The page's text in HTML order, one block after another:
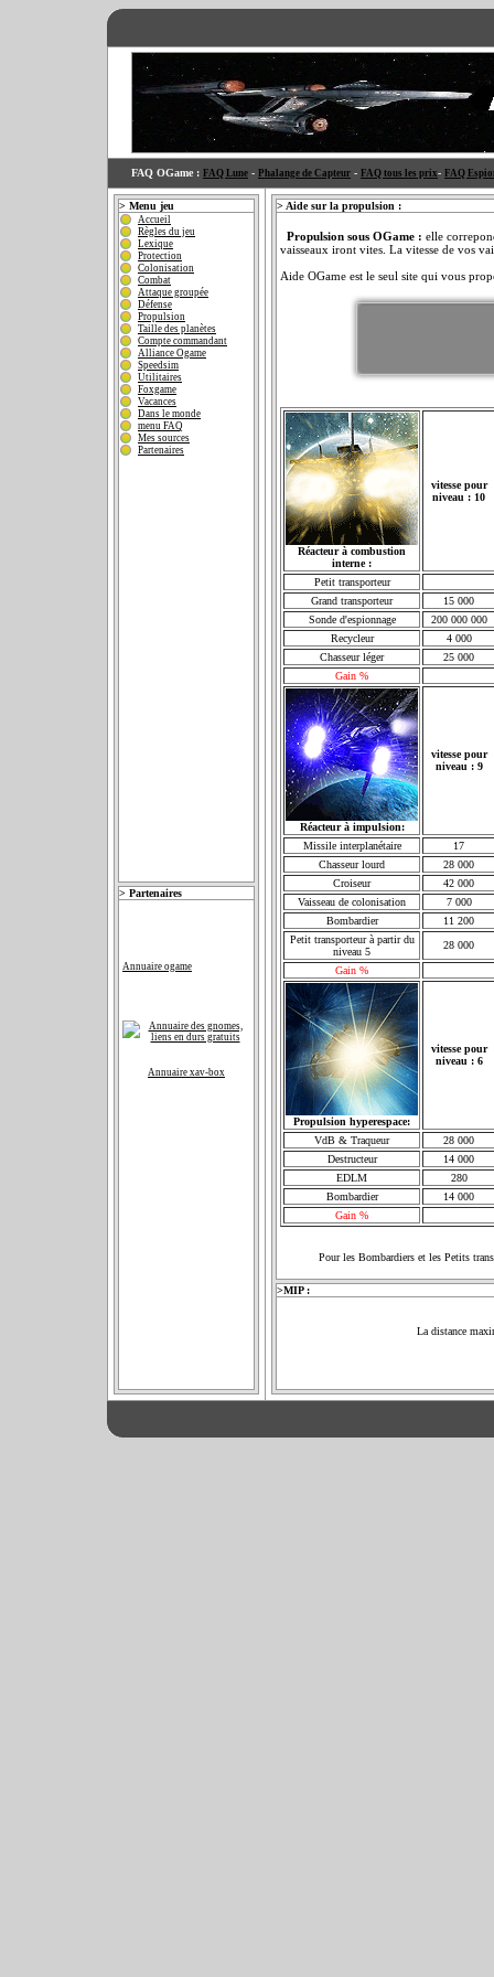
FAQ OGame : FAQ Lune - Phalange de Capteur - FAQ tous les prix- FAQ
> Menu jeu
Accueil
Règles du jeu
Lexique
Protection
Colonisation
Combat
Attaque groupée
Défense
Propulsion
Taille des planètes
Compte commandant
Alliance Ogame
Speedsim
Utilitaires
Foxgame
Vacances
Dans le monde
menu FAQ
Mes sources
Partenaires
> Partenaires
Annuaire ogame
Annuaire xav-box
> Aide sur la propulsion :
Propulsion sous OGame : elle
vaisseaux iront vites. La vitesse de vos
Aide OGame est le seul site qui vous
Réacteur à combustion
interne :
vitesse pour
niveau : 10
Petit transporteur
Grand transporteur
15 000
Sonde d'espionnage
200 000 000
Recycleur
4 000
Chasseur léger
25 000
Gain %
Réacteur à impulsion:
vitesse pour
niveau : 9
Missile interplanétaire
17
Chasseur lourd
28 000
Croiseur
42 000
Vaisseau de colonisation
7 000
Bombardier
11 200
Petit transporteur à partir du
niveau 5
28 000
Gain %
Propulsion hyperespace:
vitesse pour
niveau : 6
VdB & Traqueur
28 000
Destructeur
14 000
EDLM
280
Bombardier
14 000
Gain %
Pour les Bombardiers et les Petits
>MIP :
La distance